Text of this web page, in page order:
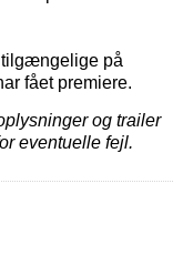
tilgængelige på
fået premiere.
og trailer
eventuelle fejl.